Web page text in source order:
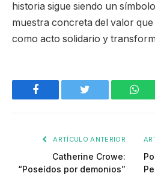
historia sigue siendo un
muestra concreta del valor
como acto solidario y
Facebook Twitter
ARTÍCULO ANTERIOR
Catherine Crowe:
“Poseídos por demonios”